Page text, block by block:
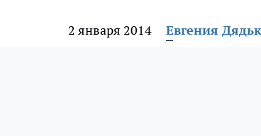
2 января 2014 Евгения